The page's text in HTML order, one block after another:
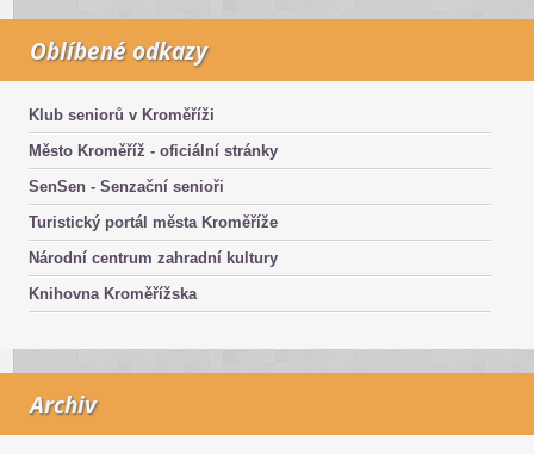
Oblíbené odkazy
Klub seniorů v Kroměříži
Město Kroměříž - oficiální stránky
SenSen - Senzační senioři
Turistický portál města Kroměříže
Národní centrum zahradní kultury
Knihovna Kroměřížska
Archiv